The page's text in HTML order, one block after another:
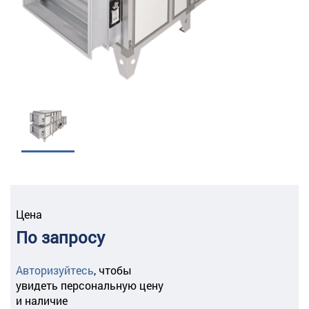
Цена
По запросу
Авторизуйтесь, чтобы
увидеть персональную цену
и наличие